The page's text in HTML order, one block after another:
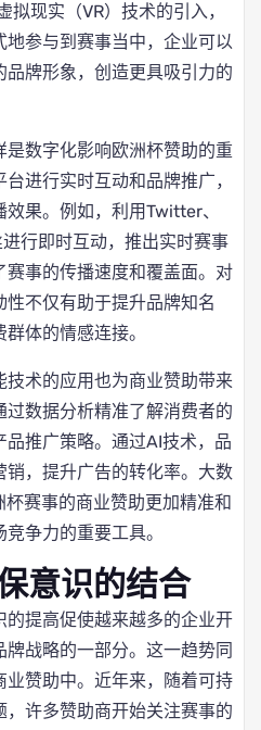
现实（VR）技术的引入，
参与到赛事当中，企业可以
牌形象，创造更具吸引力的
数字化影响欧洲杯赞助的重
进行实时互动和品牌推广，
果。例如，利用Twitter、
行即时互动，推出实时赛事
赛事的传播速度和覆盖面。对
不仅有助于提升品牌知名
体的情感连接。
技术的应用也为商业赞助带来
数据分析精准了解消费者的
推广策略。通过AI技术，品
销，提升广告的转化率。大数
赛事的商业赞助更加精准和
争力的重要工具。
意识的结合
提高促使越来越多的企业开
战略的一部分。这一趋势同
赞助中。近年来，随着可持
许多赞助商开始关注赛事的